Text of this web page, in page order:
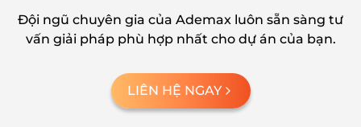
Đội ngũ chuyên gia của Ademax luôn sẵn sàng tư
vấn giải pháp phù hợp nhất cho dự án của bạn.
LIÊN HỆ NGAY